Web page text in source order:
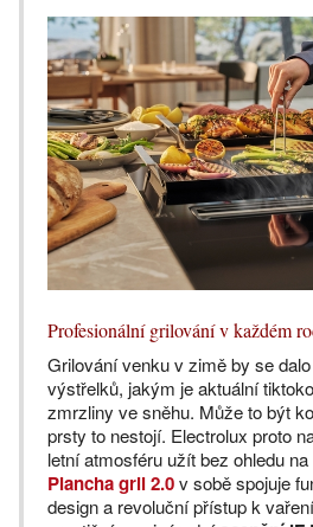
Profesionální grilování v každém
Grilování venku v zimě by se
výstřelků, jakým je aktuální
zmrzliny ve sněhu. Může to být
prsty to nestojí. Electrolux proto
letní atmosféru užít bez ohledu
Plancha gril 2.0v sobě spojuje
design a revoluční přístup k